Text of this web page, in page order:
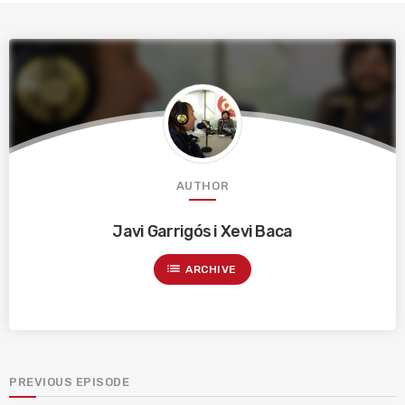
AUTHOR
Javi Garrigós i Xevi Baca
list ARCHIVE
PREVIOUS EPISODE